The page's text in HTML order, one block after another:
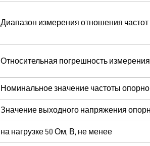
Диапазон измерения отношения частот
Относительная погрешность
Номинальное значение частоты
Значение выходного напряжения
на нагрузке 50 Ом, В, не менее